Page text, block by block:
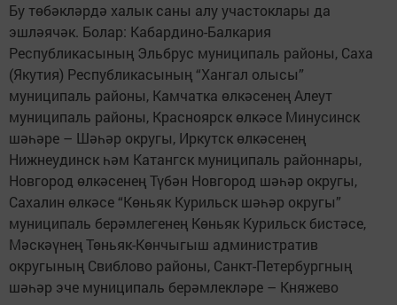
Бу төбәкләрдә халык саны алу участоклары да
эшләячәк. Болар: Кабардино-Балкария
Республикасының Эльбрус муниципаль районы, Саха
(Якутия) Республикасының “Хангал олысы”
муниципаль районы, Камчатка өлкәсенең Алеут
муниципаль районы, Красноярск өлкәсе Минусинск
шәһәре – Шәһәр округы, Иркутск өлкәсенең
Нижнеудинск һәм Катангск муниципаль районнары,
Новгород өлкәсенең Түбән Новгород шәһәр округы,
Сахалин өлкәсе “Көньяк Курильск шәһәр округы”
муниципаль берәмлегенең Көньяк Курильск бистәсе,
Мәскәүнең Төньяк-Көнчыгыш административ
округының Свиблово районы, Санкт-Петербургның
шәһәр эче муниципаль берәмлекләре – Княжево